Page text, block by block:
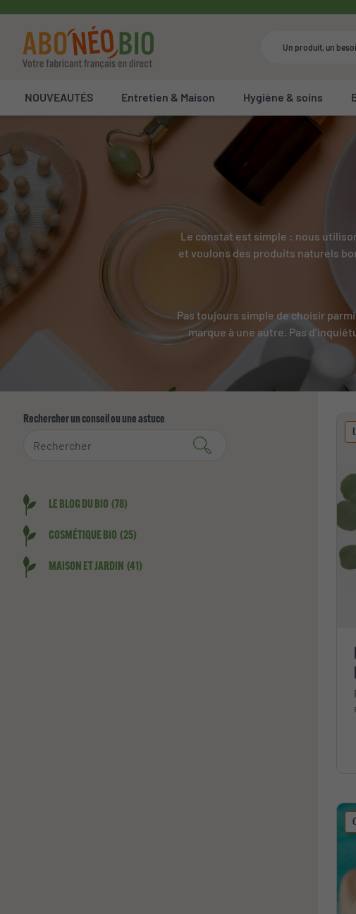
NOUVEAUTÉS Entretien & Maison Hygiène & soins
Le constat est simple : nous
et voulons des produits naturels
Pas toujours simple de choisir
marque à une autre. Pas
Rechercher un conseil ou une astuce
LE BLOG DU BIO (78)
COSMÉTIQUE BIO (25)
MAISON ET JARDIN (41)